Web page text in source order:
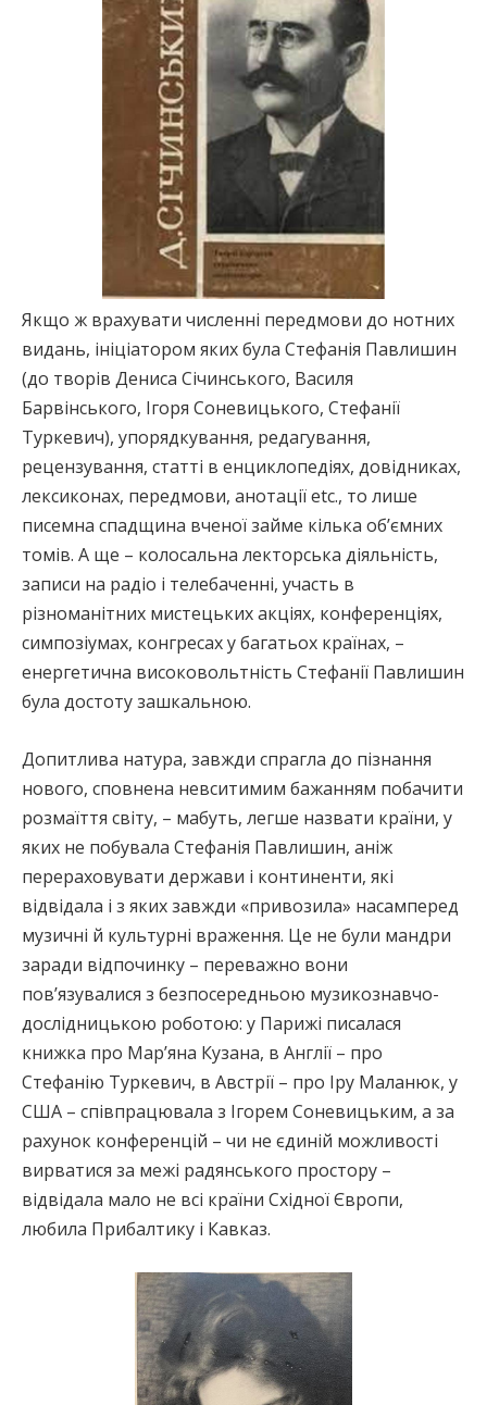
Якщо ж врахувати численні передмови до нотних
видань, ініціатором яких була Стефанія Павлишин
(до творів Дениса Січинського, Василя
Барвінського, Ігоря Соневицького, Стефанії
Туркевич), упорядкування, редагування,
рецензування, статті в енциклопедіях, довідниках,
лексиконах, передмови, анотації etc., то лише
писемна спадщина вченої займе кілька об’ємних
томів. А ще – колосальна лекторська діяльність,
записи на радіо і телебаченні, участь в
різноманітних мистецьких акціях, конференціях,
симпозіумах, конгресах у багатьох країнах, –
енергетична високовольтність Стефанії Павлишин
була достоту зашкальною.
Допитлива натура, завжди спрагла до пізнання
нового, сповнена невситимим бажанням побачити
розмаїття світу, – мабуть, легше назвати країни, у
яких не побувала Стефанія Павлишин, аніж
перераховувати держави і континенти, які
відвідала і з яких завжди «привозила» насамперед
музичні й культурні враження. Це не були мандри
заради відпочинку – переважно вони
пов’язувалися з безпосередньою музикознавчо-
дослідницькою роботою: у Парижі писалася
книжка про Мар’яна Кузана, в Англії – про
Стефанію Туркевич, в Австрії – про Іру Маланюк, у
США – співпрацювала з Ігорем Соневицьким, а за
рахунок конференцій – чи не єдиній можливості
вирватися за межі радянського простору –
відвідала мало не всі країни Східної Європи,
любила Прибалтику і Кавказ.